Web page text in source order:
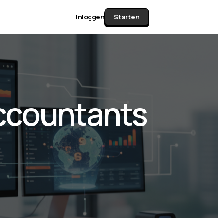
Matrix
alle pakketten en mogelijkheden
documenten verzamelen en facturen
tot controleren, boeken, bank
& klant dashboard.
Inloggen Starten